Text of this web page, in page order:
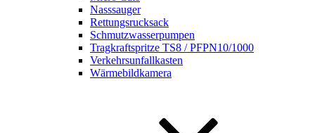
Nasssauger
Rettungsrucksack
Schmutzwasserpumpen
Tragkraftspritze TS8 / PFPN10/1000
Verkehrsunfallkasten
Wärmebildkamera